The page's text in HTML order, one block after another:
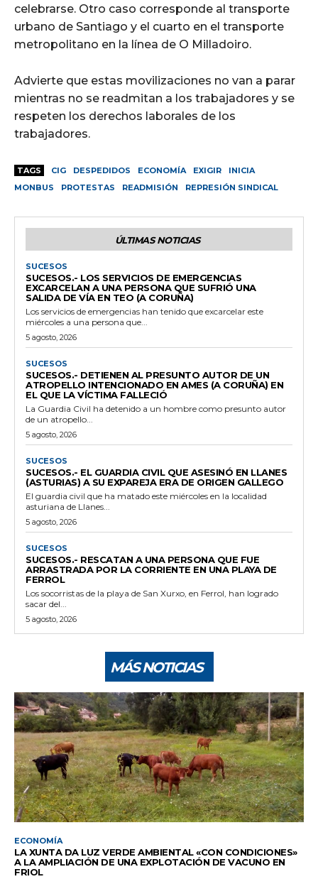
celebrarse. Otro caso corresponde al transporte
urbano de Santiago y el cuarto en el transporte
metropolitano en la línea de O Milladoiro.
Advierte que estas movilizaciones no van a parar
mientras no se readmitan a los trabajadores y se
respeten los derechos laborales de los
trabajadores.
TAGS CIG DESPEDIDOS ECONOMÍA EXIGIR
INICIA
MONBUS
PROTESTAS READMISIÓN REPRESIÓN SINDICAL
ÚLTIMAS NOTICIAS
SUCESOS
SUCESOS.- LOS SERVICIOS DE EMERGENCIAS
EXCARCELAN A UNA PERSONA QUE SUFRIÓ UNA
SALIDA DE VÍA EN TEO (A CORUÑA)
Los servicios de emergencias han tenido que excarcelar este
miércoles a una persona que...
5 agosto, 2026
SUCESOS
SUCESOS.- DETIENEN AL PRESUNTO AUTOR DE UN
ATROPELLO INTENCIONADO EN AMES (A CORUÑA) EN
EL QUE LA VÍCTIMA FALLECIÓ
La Guardia Civil ha detenido a un hombre como presunto autor
de un atropello...
5 agosto, 2026
SUCESOS
SUCESOS.- EL GUARDIA CIVIL QUE ASESINÓ EN LLANES
(ASTURIAS) A SU EXPAREJA ERA DE ORIGEN GALLEGO
El guardia civil que ha matado este miércoles en la localidad
asturiana de Llanes...
5 agosto, 2026
SUCESOS
SUCESOS.- RESCATAN A UNA PERSONA QUE FUE
ARRASTRADA POR LA CORRIENTE EN UNA PLAYA DE
FERROL
Los socorristas de la playa de San Xurxo, en Ferrol, han logrado
sacar del...
5 agosto, 2026
MÁS NOTICIAS
ECONOMÍA
LA XUNTA DA LUZ VERDE AMBIENTAL «CON CONDICIONES»
A LA AMPLIACIÓN DE UNA EXPLOTACIÓN DE VACUNO EN
FRIOL